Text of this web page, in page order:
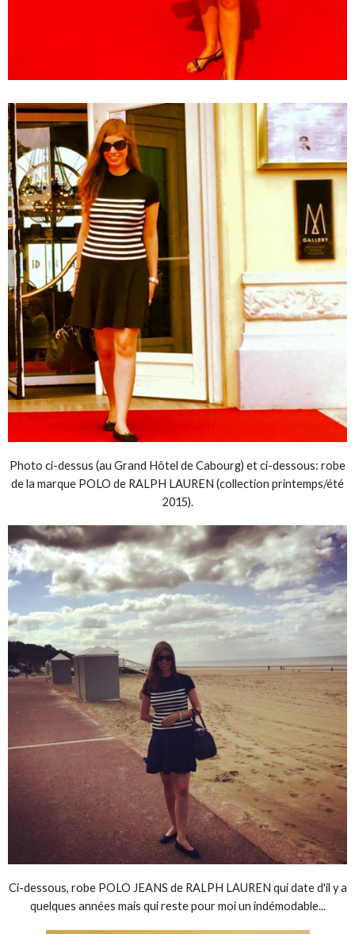
Photo ci-dessus (au Grand Hôtel de Cabourg) et ci-dessous: robe
de la marque POLO de RALPH LAUREN (collection printemps/été
2015).
Ci-dessous, robe POLO JEANS de RALPH LAUREN qui date d'il y a
quelques années mais qui reste pour moi un indémodable...